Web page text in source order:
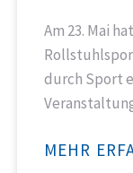
Am 23. Mai
durch Sport
MEHR